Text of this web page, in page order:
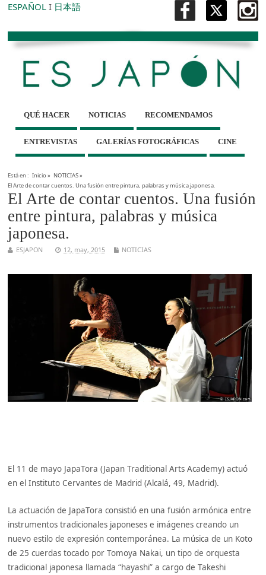
ESPAÑOL I 日本語
QUÉ HACER NOTICIAS RECOMENDAMOS
ENTREVISTAS GALERÍAS FOTOGRÁFICAS CINE
Está en : Inicio» NOTICIAS»
El Arte de contar cuentos. Una fusión entre pintura, palabras y música japonesa.
El Arte de contar cuentos. Una fusión
entre pintura, palabras y música
japonesa.
ESJAPON 12, may, 2015 NOTICIAS
El 11 de mayo JapaTora (Japan Traditional Arts Academy) actuó
en el Instituto Cervantes de Madrid (Alcalá, 49, Madrid).
La actuación de JapaTora consistió en una fusión armónica entre
instrumentos tradicionales japoneses e imágenes creando un
nuevo estilo de expresión contemporánea. La música de un Koto
de 25 cuerdas tocado por Tomoya Nakai, un tipo de orquesta
tradicional japonesa llamada “hayashi” a cargo de Takeshi